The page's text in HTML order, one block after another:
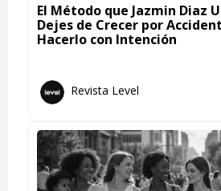
El Método que Jazmin Diaz
Dejes de Crecer por
Hacerlo con Intención
Revista Level